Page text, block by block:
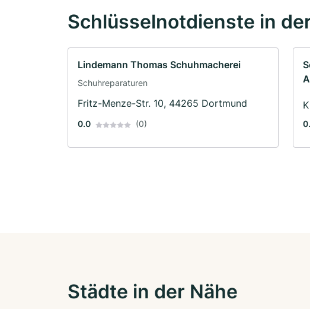
Schlüsselnotdienste in
Lindemann Thomas Schuhmacherei
Schuhreparaturen
Fritz-Menze-Str. 10, 44265 Dortmund
0.0 (0)
Städte in der Nähe